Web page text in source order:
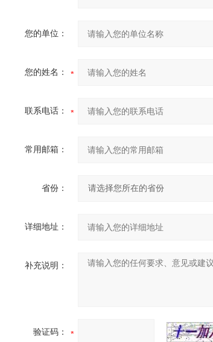
您的单位：
您的姓名：
联系电话：
常用邮箱：
省份：
详细地址：
补充说明：
验证码：